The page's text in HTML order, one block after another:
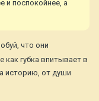
и поспокойнее, а
что они
как губка впитывает в
историю, от души